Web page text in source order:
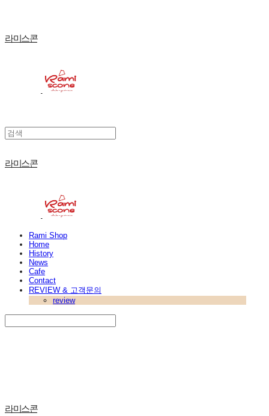
라미스콘
라미스콘
Rami Shop
Home
History
News
Cafe
Contact
REVIEW & 고객문의
review
라미스콘